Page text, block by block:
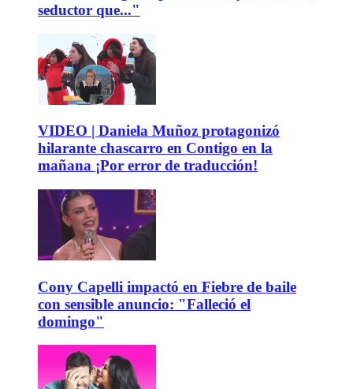
seductor que..."
VIDEO | Daniela Muñoz protagonizó
hilarante chascarro en Contigo en la
mañana ¡Por error de traducción!
Cony Capelli impactó en Fiebre de baile
con sensible anuncio: "Falleció el
domingo"